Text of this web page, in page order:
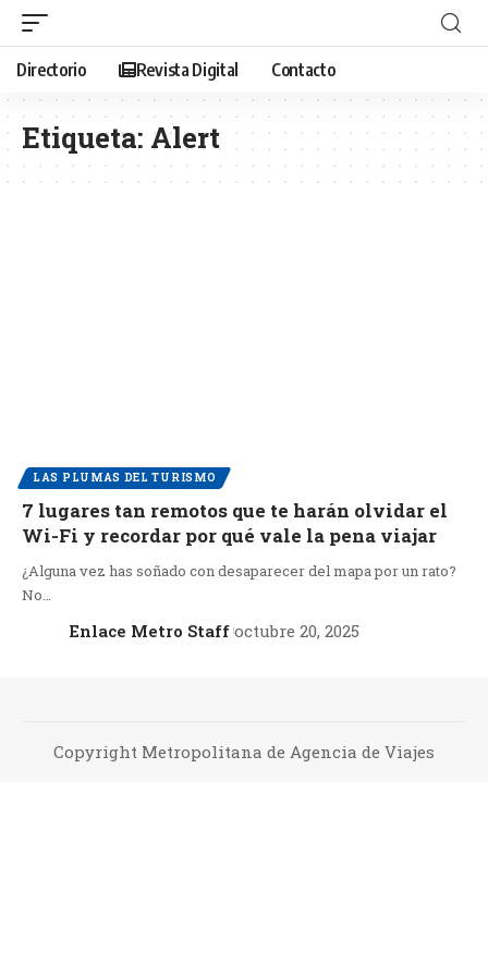
Directorio Revista Digital Contacto
Etiqueta: Alert
LAS PLUMAS DEL TURISMO
7 lugares tan remotos que te harán olvidar el
Wi-Fi y recordar por qué vale la pena viajar
¿Alguna vez has soñado con desaparecer del mapa por un rato?
No…
Enlace Metro Staff octubre 20, 2025
Copyright Metropolitana de Agencia de Viajes